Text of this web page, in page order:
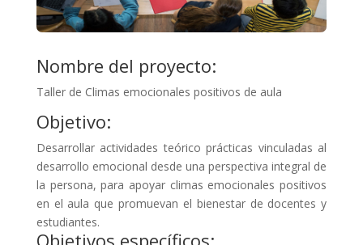
Nombre del proyecto:
Taller de Climas emocionales positivos de aula
Objetivo:
Desarrollar actividades teórico prácticas vinculadas al
desarrollo emocional desde una perspectiva integral de
la persona, para apoyar climas emocionales positivos
en el aula que promuevan el bienestar de docentes y
estudiantes.
Objetivos específicos: